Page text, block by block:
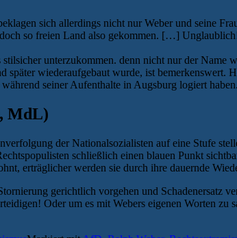
sich allerdings nicht nur Weber und seine
so freien Land also gekommen. […]
unterzukommen. denn nicht nur der Name
wiederaufgebaut wurde, ist bemerkenswert.
seiner Aufenthalte in Augsburg logiert
MdL)
der Nationalsozialisten auf eine Stufe
schließlich einen blauen Punkt
erträglicher werden sie durch ihre dauernde
gerichtlich vorgehen und Schadenersatz
Oder um es mit Webers eigenen Worten